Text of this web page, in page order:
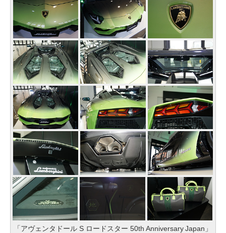
「アヴェンタドール S ロードスター 50th Anniversary Japan」